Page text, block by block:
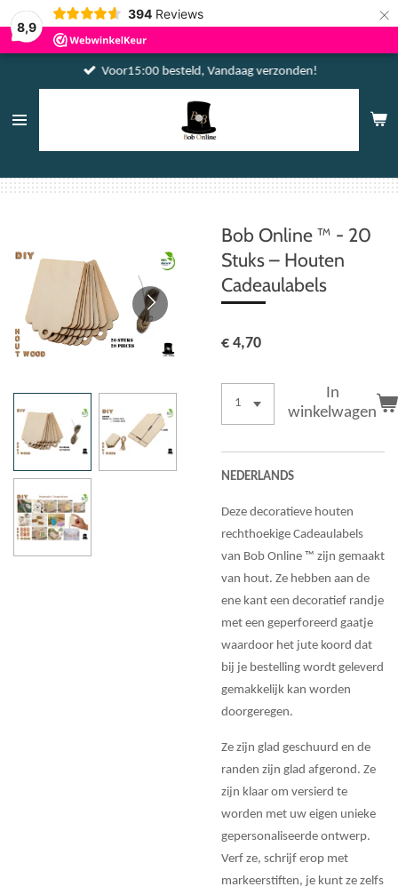
8,9
394 Reviews ×
Voor15:00 besteld, Vandaag verzonden!
Bob Online ™ - 20
Stuks – Houten
Cadeaulabels
€ 4,70
In
winkelwagen
NEDERLANDS
Deze decoratieve houten
rechthoekige Cadeaulabels
van Bob Online ™ zijn gemaakt
van hout. Ze hebben aan de
ene kant een decoratief randje
met een geperforeerd gaatje
waardoor het jute koord dat
bij je bestelling wordt geleverd
gemakkelijk kan worden
doorgeregen.
Ze zijn glad geschuurd en de
randen zijn glad afgerond. Ze
zijn klaar om versierd te
worden met uw eigen unieke
gepersonaliseerde ontwerp.
Verf ze, schrijf erop met
markeerstiften, je kunt ze zelfs